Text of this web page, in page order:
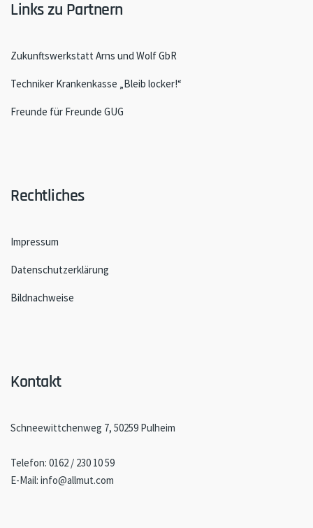
Links zu Partnern
Zukunftswerkstatt Arns und Wolf GbR
Techniker Krankenkasse „Bleib locker!“
Freunde für Freunde GUG
Rechtliches
Impressum
Datenschutzerklärung
Bildnachweise
Kontakt
Schneewittchenweg 7, 50259 Pulheim
Telefon: 0162 / 230 10 59
E-Mail: info@allmut.com